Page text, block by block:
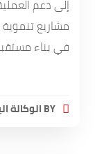
إلى دعم
مشاريع
في بناء
BYالوكالة